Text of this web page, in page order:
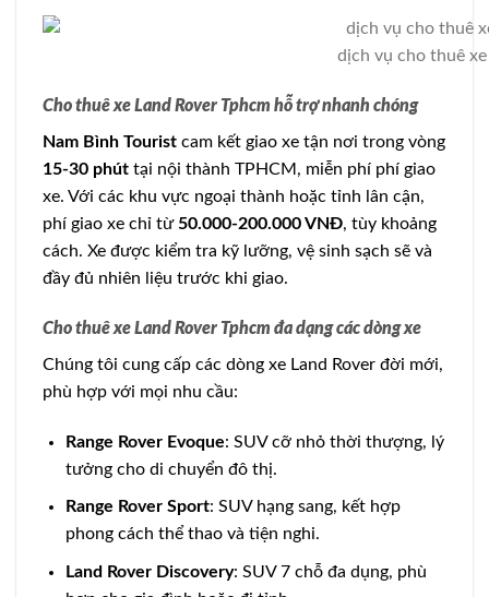
dịch vụ cho thuê
Cho thuê xe Land Rover Tphcm hỗ trợ nhanh chóng
Nam Bình Tourist cam kết giao xe tận nơi trong vòng
15-30 phút tại nội thành TPHCM, miễn phí phí giao
xe. Với các khu vực ngoại thành hoặc tỉnh lân cận,
phí giao xe chỉ từ 50.000-200.000 VNĐ, tùy khoảng
cách. Xe được kiểm tra kỹ lưỡng, vệ sinh sạch sẽ và
đầy đủ nhiên liệu trước khi giao.
Cho thuê xe Land Rover Tphcm đa dạng các dòng xe
Chúng tôi cung cấp các dòng xe Land Rover đời mới,
phù hợp với mọi nhu cầu:
Range Rover Evoque: SUV cỡ nhỏ thời thượng, lý
tưởng cho di chuyển đô thị.
Range Rover Sport: SUV hạng sang, kết hợp
phong cách thể thao và tiện nghi.
Land Rover Discovery: SUV 7 chỗ đa dụng, phù